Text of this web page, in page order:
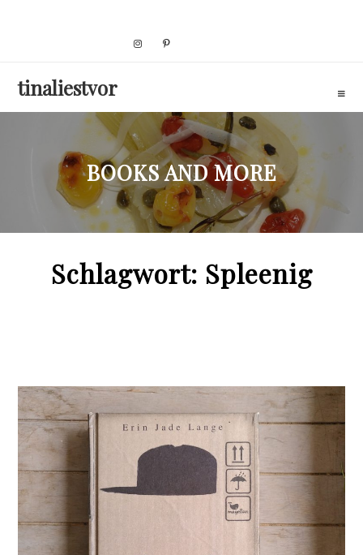
tinaliestvor
BOOKS AND MORE
Schlagwort: Spleenig